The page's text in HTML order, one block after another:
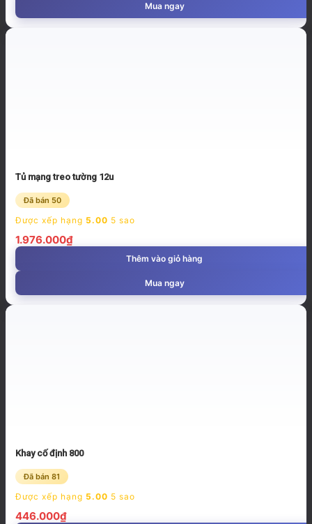
Mua ngay
Tủ mạng treo tường 12u
Đã bán 50
Được xếp hạng 5.00 5 sao
1.976.000₫
Thêm vào giỏ hàng
Mua ngay
Khay cố định 800
Đã bán 81
Được xếp hạng 5.00 5 sao
446.000₫